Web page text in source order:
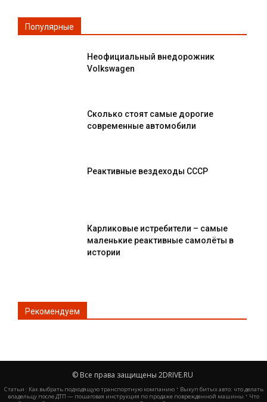
Популярные
Неофициальный внедорожник
Volkswagen
Сколько стоят самые дорогие
современные автомобили
Реактивные вездеходы СССР
Карликовые истребители – самые
маленькие реактивные самолёты в
истории
Рекомендуем
© Все права защищены 2DRIVE.RU
Статьи : Как выбрать подходящую транспортную компанию· Выкуп битых авто: что делать
владельцу после ДТП — пошаговая инструкция по продаже поврежденной машины· Что